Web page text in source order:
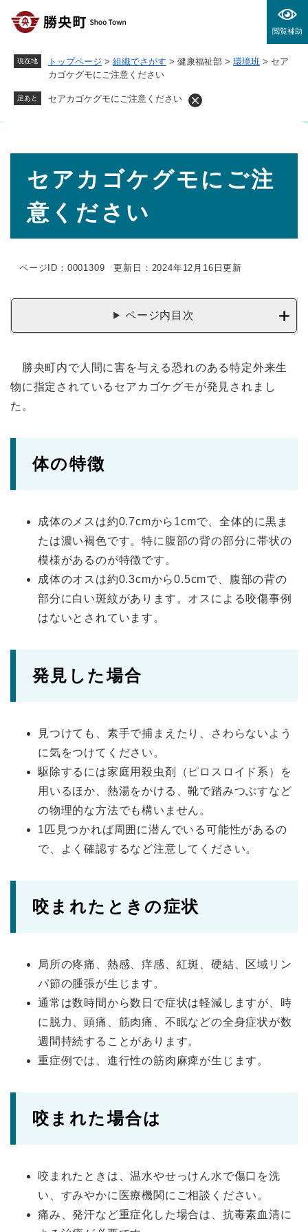
閲覧補助
現在地 トップページ > 組織でさがす > 健康福祉部 > 環境班 > セア
カゴケグモにご注意ください
足あと セアカゴケグモにご注意ください
セアカゴケグモにご注
意ください
ページID：0001309 更新日：2024年12月16日更新
ページ内目次
勝央町内で人間に害を与える恐れのある特定外来生
物に指定されているセアカゴケグモが発見されまし
た。
体の特徴
成体のメスは約0.7cmから1cmで、全体的に黒ま
たは濃い褐色です。特に腹部の背の部分に帯状の
模様があるのが特徴です。
成体のオスは約0.3cmから0.5cmで、腹部の背の
部分に白い斑紋があります。オスによる咬傷事例
はないとされています。
発見した場合
見つけても、素手で捕まえたり、さわらないよう
に気をつけてください。
駆除するには家庭用殺虫剤（ピロスロイド系）を
用いるほか、熱湯をかける、靴で踏みつぶすなど
の物理的な方法でも構いません。
1匹見つかれば周囲に潜んでいる可能性があるの
で、よく確認するなど注意してください。
咬まれたときの症状
局所の疼痛、熱感、痒感、紅斑、硬結、区域リン
パ節の腫張が生じます。
通常は数時間から数日で症状は軽減しますが、時
に脱力、頭痛、筋肉痛、不眠などの全身症状が数
週間持続することがあります。
重症例では、進行性の筋肉麻痺が生じます。
咬まれた場合は
咬まれたときは、温水やせっけん水で傷口を洗
い、すみやかに医療機関にご相談ください。
痛み、発汗など重症化した場合は、抗毒素血清に